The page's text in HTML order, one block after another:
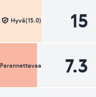
15
Hyvä(15.0)
7.3
Parannettavaa